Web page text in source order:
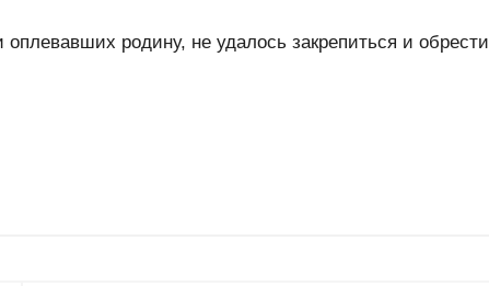
родину, не удалось закрепиться и обрести